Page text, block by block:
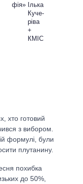
фія» Ілька
Куче­
ріва
+
КМІС
хто готовий
з вибором.
формулі, були
плутанину.
похибка
до 50%,